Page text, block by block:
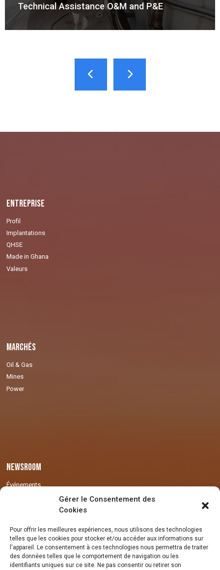
Gérer le Consentement des
Cookies
Pour offrir les meilleures expériences, nous utilisons des technologies
telles que les cookies pour stocker et/ou accéder aux informations sur
l'appareil. Le consentement à ces technologies nous permettra de traiter
des données telles que le comportement de navigation ou les
identifiants uniques sur ce site. Ne pas consentir ou retirer son
Technical Assistance O&M and P&E
Entreprise
Profil
Implantations
QHSE
Made in Ghana
Valeurs
Marchés
Oil & Gas
Mines
Power
Newsroom
Événements